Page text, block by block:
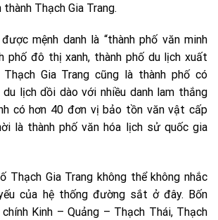
Thạch Gia Trang.
mệnh danh là “thành phố văn minh
phố đô thị xanh, thành phố du lịch xuất
Thạch Gia Trang cũng là thành phố có
lịch dồi dào với nhiều danh lam thắng
có hơn 40 đơn vị bảo tồn văn vật cấp
là thành phố văn hóa lịch sử quốc gia
Thạch Gia Trang không thể không nhắc
của hệ thống đường sắt ở đây. Bốn
Kinh – Quảng – Thạch Thái, Thạch